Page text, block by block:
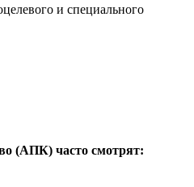
и специального
(АПК) часто смотрят: